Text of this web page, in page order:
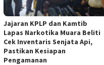
Jajaran KPLP dan Kamtib
Lapas Narkotika Muara Beliti
Cek Inventaris Senjata Api,
Pastikan Kesiapan
Pengamanan